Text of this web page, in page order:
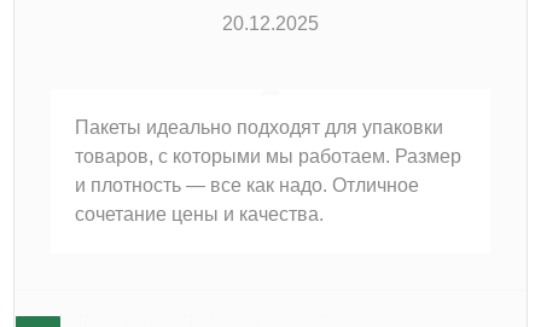
20.12.2025
Пакеты идеально подходят для упаковки
товаров, с которыми мы работаем. Размер
и плотность — все как надо. Отличное
сочетание цены и качества.